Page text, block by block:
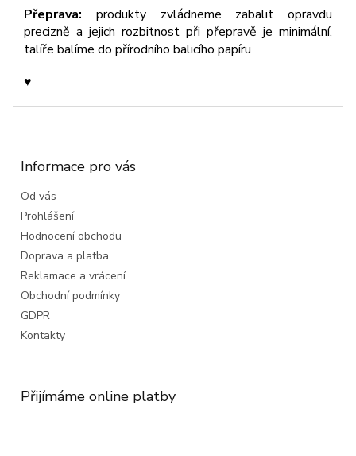
Přeprava: produkty zvládneme zabalit opravdu
precizně a jejich rozbitnost při přepravě je minimální,
talíře balíme do přírodního balicího papíru
♥︎
Informace pro vás
Od vás
Prohlášení
Hodnocení obchodu
Doprava a platba
Reklamace a vrácení
Obchodní podmínky
GDPR
Kontakty
Přijímáme online platby